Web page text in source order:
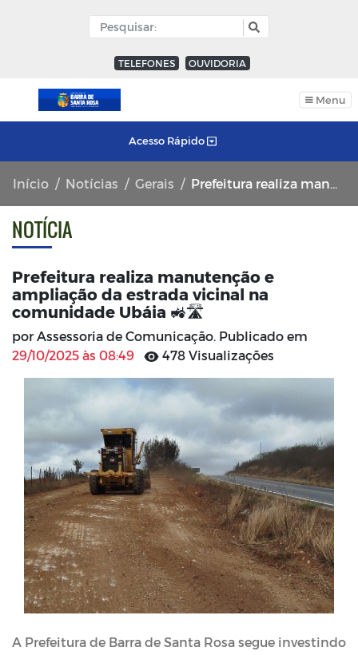
TELEFONES OUVIDORIA
Menu
Acesso Rápido
Início Notícias Gerais Prefeitura realiza manutenção e ampliação da estrada vicinal na comunidade Ubáia 🚜🛣️
NOTÍCIA
Prefeitura realiza manutenção e
ampliação da estrada vicinal na
comunidade Ubáia 🚜🛣️
por Assessoria de Comunicação. Publicado em
29/10/2025 às 08:49
478 Visualizações
A Prefeitura de Barra de Santa Rosa segue investindo